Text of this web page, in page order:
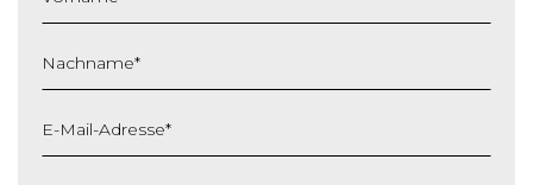
Nachname*
E-Mail-Adresse*